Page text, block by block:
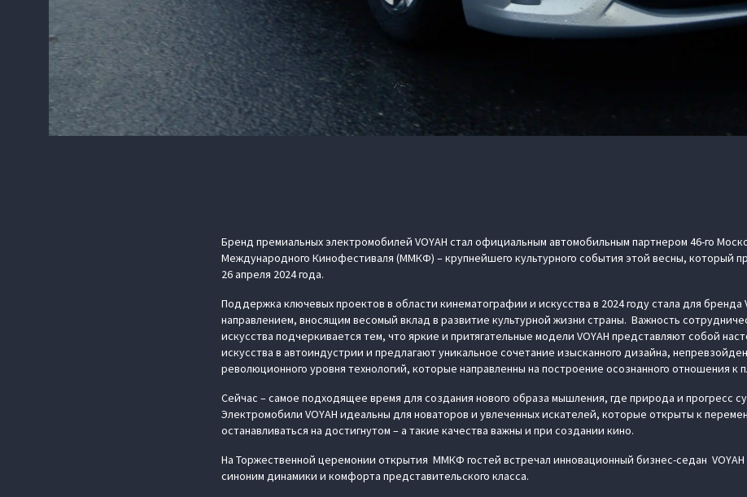
Бренд премиальных электромобилей VOYAH стал официальным автомобильным партнером 46-го
Международного Кинофестиваля (ММКФ) – крупнейшего культурного события этой весны, который
26 апреля 2024 года.
Поддержка ключевых проектов в области кинематографии и искусства в 2024 году стала для бренда
направлением, вносящим весомый вклад в развитие культурной жизни страны. Важность
искусства подчеркивается тем, что яркие и притягательные модели VOYAH представляют собой
искусства в автоиндустрии и предлагают уникальное сочетание изысканного дизайна,
революционного уровня технологий, которые направленны на построение осознанного отношения к
Сейчас – самое подходящее время для создания нового образа мышления, где природа и прогресс
Электромобили VOYAH идеальны для новаторов и увлеченных искателей, которые открыты к
останавливаться на достигнутом – а такие качества важны и при создании кино.
На Торжественной церемонии открытия ММКФ гостей встречал инновационный бизнес-седан VOYAH
синоним динамики и комфорта представительского класса.